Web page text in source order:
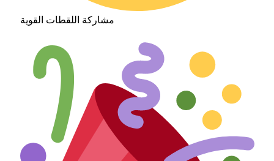
مشاركة اللقطات القوية